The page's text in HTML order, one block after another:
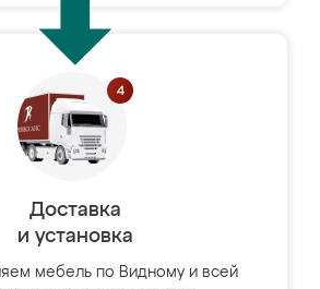
Доставка
и установка
мебель по Видному и всей